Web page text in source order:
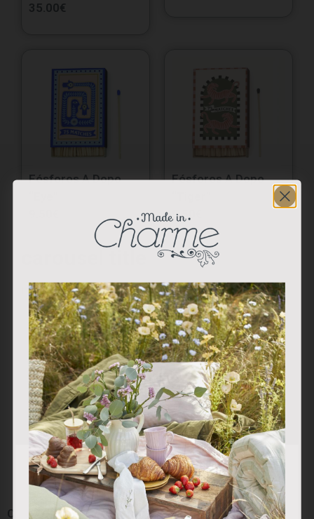
35.00€
Fósforos A Dopo
Fósforos A Dopo
9.50
from 11 reviews
Colección “Red Berry”: Colección “Red Berry”:
Utilizamos cookies propias y de terceros para analizar
nuestros servicios y mostrarle publicidad relacionada con
sus preferencias en base a un perfil elaborado a partir de
sus hábitos de navegación (por ejemplo, páginas
visitadas). Puede obtener más información y configurar